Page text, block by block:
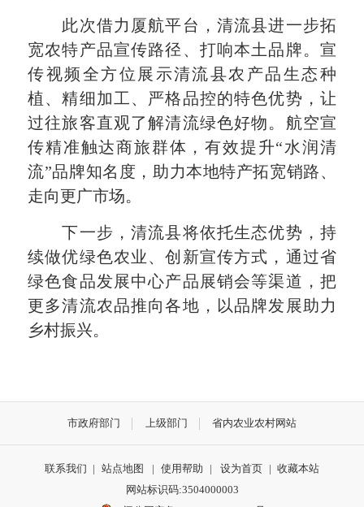
此次借力厦航平台，清流县进一步拓
宽农特产品宣传路径、打响本土品牌。宣
传视频全方位展示清流县农产品生态种
植、精细加工、严格品控的特色优势，让
过往旅客直观了解清流绿色好物。航空宣
传精准触达商旅群体，有效提升“水润清
流”品牌知名度，助力本地特产拓宽销路、
走向更广市场。
下一步，清流县将依托生态优势，持
续做优绿色农业、创新宣传方式，通过省
绿色食品发展中心产品展销会等渠道，把
更多清流农品推向各地，以品牌发展助力
乡村振兴。
市政府部门 上级部门 省内农业农村网站
联系我们 | 站点地图 | 使用帮助 | 设为首页 | 收藏本站
网站标识码:3504000003